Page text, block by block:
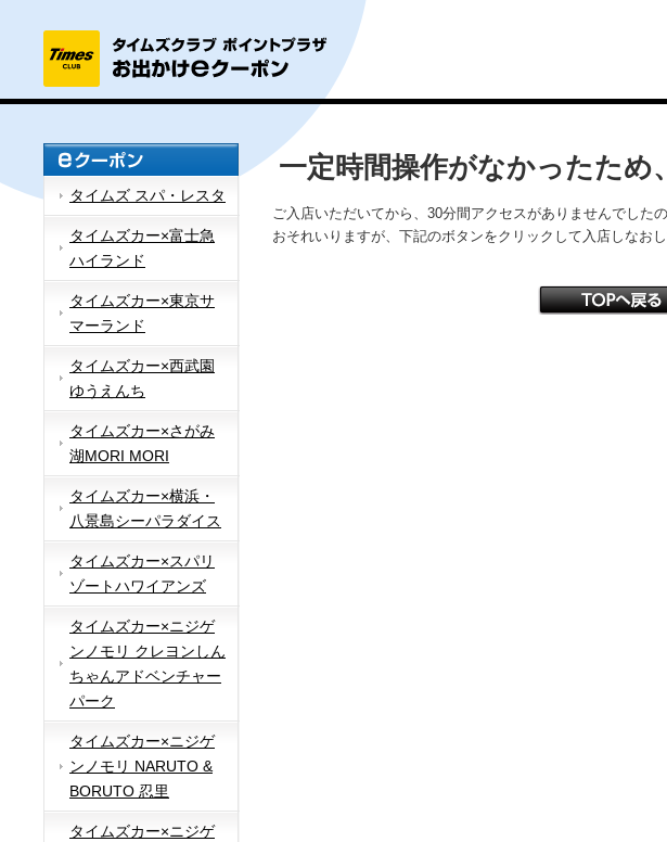
タイムズ スパ・レスタ
タイムズカー×富士急
ハイランド
タイムズカー×東京サ
マーランド
タイムズカー×西武園
ゆうえんち
タイムズカー×さがみ
湖MORI MORI
タイムズカー×横浜・
八景島シーパラダイス
タイムズカー×スパリ
ゾートハワイアンズ
タイムズカー×ニジゲ
ンノモリ クレヨンしん
ちゃんアドベンチャー
パーク
タイムズカー×ニジゲ
ンノモリ NARUTO &
BORUTO 忍里
タイムズカー×ニジゲ
一定時間操作がなかったため
ご入店いただいてから、30分間アクセスがありませんでした
おそれいりますが、下記のボタンをクリックして入店しなおし